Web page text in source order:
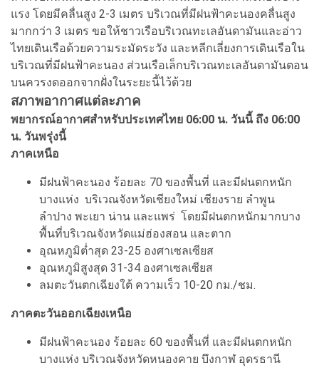
แรง โดยมีคลื่นสูง 2-3 เมตร บริเวณที่มีฝนฟ้าคะนองคลื่นสูง
มากกว่า 3 เมตร ขอให้ชาวเรือบริเวณทะเลอันดามันและอ่าว
ไทยเดินเรือด้วยความระมัดระวัง และหลีกเลี่ยงการเดินเรือใน
บริเวณที่มีฝนฟ้าคะนอง ส่วนเรือเล็กบริเวณทะเลอันดามันตอน
บนควรงดออกจากฝั่งในระยะนี้ไว้ด้วย
สภาพอากาศแต่ละภาค
พยากรณ์อากาศสำหรับประเทศไทย 06:00 น. วันนี้ ถึง 06:00
น. วันพรุ่งนี้
ภาคเหนือ
มีฝนฟ้าคะนอง ร้อยละ 70 ของพื้นที่ และมีฝนตกหนัก
บางแห่ง บริเวณจังหวัดเชียงใหม่ เชียงราย ลำพูน
ลำปาง พะเยา น่าน และแพร่ โดยมีฝนตกหนักมากบาง
พื้นที่บริเวณจังหวัดแม่ฮ่องสอน และตาก
อุณหภูมิต่ำสุด 23-25 องศาเซลเซียส
อุณหภูมิสูงสุด 31-34 องศาเซลเซียส
ลมตะวันตกเฉียงใต้ ความเร็ว 10-20 กม./ชม.
ภาคตะวันออกเฉียงเหนือ
มีฝนฟ้าคะนอง ร้อยละ 60 ของพื้นที่ และมีฝนตกหนัก
บางแห่ง บริเวณจังหวัดหนองคาย บึงกาฬ อุดรธานี